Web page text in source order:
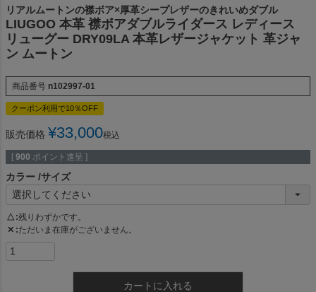
リアルムートンの襟ボア×厚革シープレザーのきれいめダブル
LIUGOO 本革 襟ボアダブルライダース レディース
リューグー DRY09LA 本革レザージャケット 革ジャ
ン ムートン
商品番号 n102997-01
クーポン利用で10％OFF
販売価格 ¥33,000税込
[ 900 ポイント進呈 ]
カラー サイズ
△ 残りわずかです。
✕ ただいま在庫がございません。
カートに入れる